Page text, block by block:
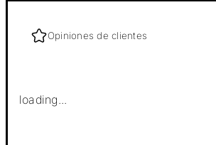
Opiniones de clientes
loading...